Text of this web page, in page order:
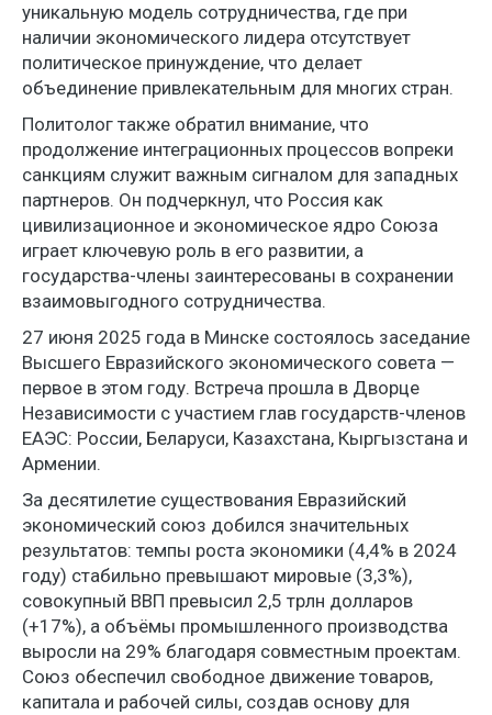
уникальную модель сотрудничества, где при
наличии экономического лидера отсутствует
политическое принуждение, что делает
объединение привлекательным для многих стран.
Политолог также обратил внимание, что
продолжение интеграционных процессов вопреки
санкциям служит важным сигналом для западных
партнеров. Он подчеркнул, что Россия как
цивилизационное и экономическое ядро Союза
играет ключевую роль в его развитии, а
государства-члены заинтересованы в сохранении
взаимовыгодного сотрудничества.
27 июня 2025 года в Минске состоялось заседание
Высшего Евразийского экономического совета —
первое в этом году. Встреча прошла в Дворце
Независимости с участием глав государств-членов
ЕАЭС: России, Беларуси, Казахстана, Кыргызстана и
Армении.
За десятилетие существования Евразийский
экономический союз добился значительных
результатов: темпы роста экономики (4,4% в 2024
году) стабильно превышают мировые (3,3%),
совокупный ВВП превысил 2,5 трлн долларов
(+17%), а объёмы промышленного производства
выросли на 29% благодаря совместным проектам.
Союз обеспечил свободное движение товаров,
капитала и рабочей силы, создав основу для